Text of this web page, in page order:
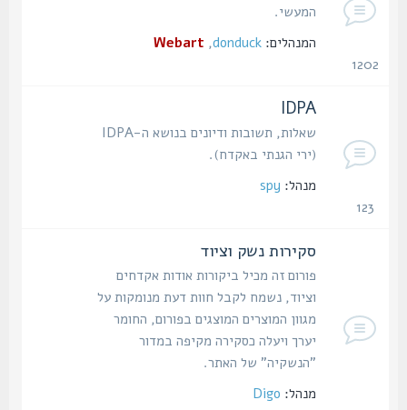
המעשי.
המנהלים: donduck
,
Webart
IDPA
שאלות, תשובות ודיונים בנושא ה-IDPA
(ירי הגנתי באקדח).
מנהל: spy
סקירות נשק וציוד
פורום זה מכיל ביקורות אודות אקדחים
וציוד, נשמח לקבל חוות דעת מנומקות על
מגוון המוצרים המוצגים בפורום, החומר
יערך ויעלה כסקירה מקיפה במדור
"הנשקיה" של האתר.
מנהל: Digo